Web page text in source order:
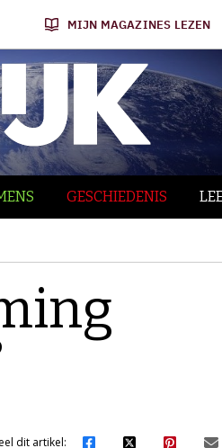
MIJN MAGAZINES LEZEN
GESCHIEDENIS
dit artikel: